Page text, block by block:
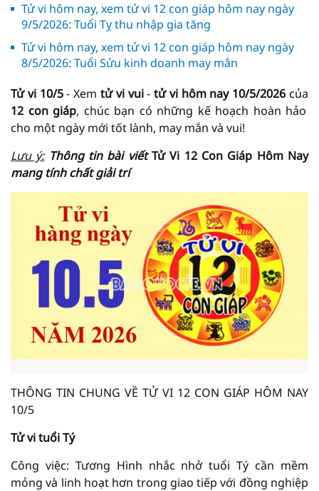
Tử vi hôm nay, xem tử vi 12 con giáp hôm nay ngày
9/5/2026: Tuổi Tỵ thu nhập gia tăng
Tử vi hôm nay, xem tử vi 12 con giáp hôm nay ngày
8/5/2026: Tuổi Sửu kinh doanh may mắn
Tử vi 10/5- Xem tử vi vui-tử vi hôm nay 10/5/2026 của
12 con giáp, chúc bạn có những kế hoạch hoàn hảo
cho một ngày mới tốt lành, may mắn và vui!
Lưu ý: Thông tin bài viếtTử Vi 12 Con Giáp Hôm Nay
mang tính chất giải trí
THÔNG TIN CHUNG VỀ TỬ VI 12 CON GIÁP HÔM NAY
10/5
Tử vi tuổi Tý
Công việc: Tương Hình nhắc nhở tuổi Tý cần mềm
mỏng và linh hoạt hơn trong giao tiếp với đồng nghiệp